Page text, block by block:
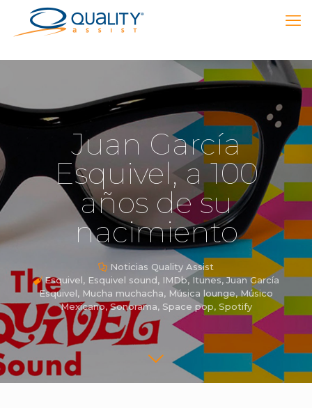
Juan García
Esquivel, a 100
años de su
nacimiento
Noticias Quality Assist
Esquivel, Esquivel sound, IMDb, Itunes,Juan García
Esquivel, Mucha muchacha, Música lounge, Músico
Mexicano,Sonorama, Space pop, Spotify